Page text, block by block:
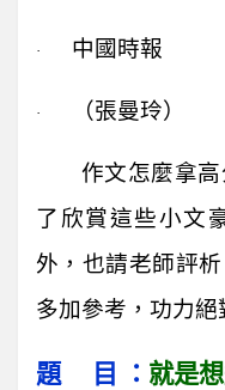
· 中國時報
· （張曼玲）
作文怎麼拿
了欣賞這些小文
外，也請老師評
多加參考，功力絕
題 目 ： 就是